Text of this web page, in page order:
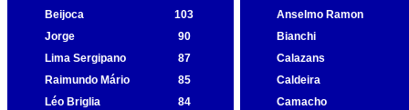
Beijoca
103
Anselmo Ramon
Jorge
90
Bianchi
Lima Sergipano
87
Calazans
Raimundo Mário
85
Caldeira
Léo Briglia
84
Camacho